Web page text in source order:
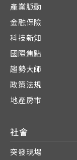
產業脈動
金融保險
科技新知
國際焦點
趨勢大師
政策法規
地產房市
社會
突發現場